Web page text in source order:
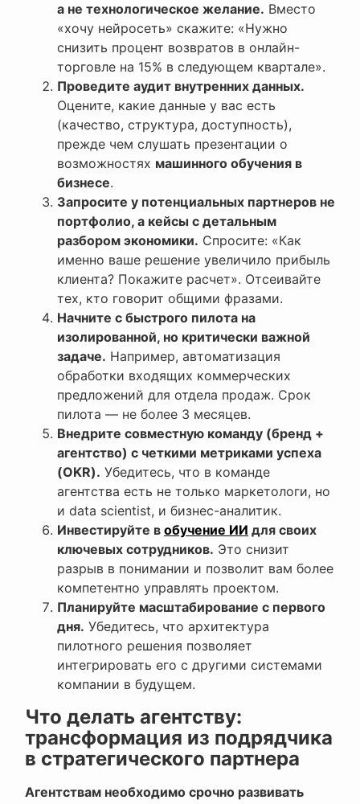
а не технологическое желание. Вместо
«хочу нейросеть» скажите: «Нужно
снизить процент возвратов в онлайн-
торговле на 15% в следующем квартале».
Проведите аудит внутренних данных.
Оцените, какие данные у вас есть
(качество, структура, доступность),
прежде чем слушать презентации о
возможностях машинного обучения в
бизнесе.
Запросите у потенциальных партнеров не
портфолио, а кейсы с детальным
разбором экономики. Спросите: «Как
именно ваше решение увеличило прибыль
клиента? Покажите расчет». Отсеивайте
тех, кто говорит общими фразами.
Начните с быстрого пилота на
изолированной, но критически важной
задаче. Например, автоматизация
обработки входящих коммерческих
предложений для отдела продаж. Срок
пилота — не более 3 месяцев.
Внедрите совместную команду (бренд +
агентство) с четкими метриками успеха
(OKR). Убедитесь, что в команде
агентства есть не только маркетологи, но
и data scientist, и бизнес-аналитик.
Инвестируйте в обучение ИИ для своих
ключевых сотрудников. Это снизит
разрыв в понимании и позволит вам более
компетентно управлять проектом.
Планируйте масштабирование с первого
дня. Убедитесь, что архитектура
пилотного решения позволяет
интегрировать его с другими системами
компании в будущем.
Что делать агентству:
трансформация из подрядчика
в стратегического партнера
Агентствам необходимо срочно развивать